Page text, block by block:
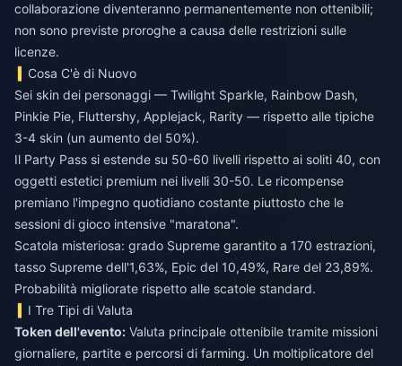
collaborazione diventeranno permanentemente non ottenibili;
non sono previste proroghe a causa delle restrizioni sulle
licenze.
Cosa C'è di Nuovo
Sei skin dei personaggi — Twilight Sparkle, Rainbow Dash,
Pinkie Pie, Fluttershy, Applejack, Rarity — rispetto alle tipiche
3-4 skin (un aumento del 50%).
Il Party Pass si estende su 50-60 livelli rispetto ai soliti 40, con
oggetti estetici premium nei livelli 30-50. Le ricompense
premiano l'impegno quotidiano costante piuttosto che le
sessioni di gioco intensive "maratona".
Scatola misteriosa: grado Supreme garantito a 170 estrazioni,
tasso Supreme dell'1,63%, Epic del 10,49%, Rare del 23,89%.
Probabilità migliorate rispetto alle scatole standard.
I Tre Tipi di Valuta
Token dell'evento: Valuta principale ottenibile tramite missioni
giornaliere, partite e percorsi di farming. Un moltiplicatore del